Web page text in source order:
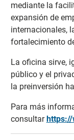
mediante la
expansión de
internacionales,
fortalecimiento
La oficina sirve,
público y el
la preinversión
Para más
consultar